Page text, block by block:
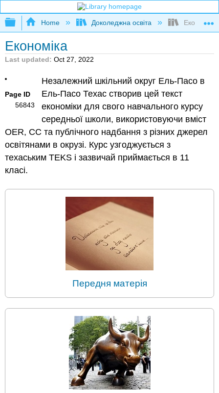
Expand/collapse global hierarchy
Home Доколеджна освіта Економіка
Економіка
Last updated Oct 27, 2022
Page ID
56843
Незалежний шкільний округ Ель-Пасо в
Ель-Пасо Техас створив цей текст
економіки для свого навчального курсу
середньої школи, використовуючи вміст
OER, CC та публічного надбання з різних джерел
освітянами в окрузі. Курс узгоджується з
техаським TEKS і зазвичай приймається в 11
класі.
Передня матерія